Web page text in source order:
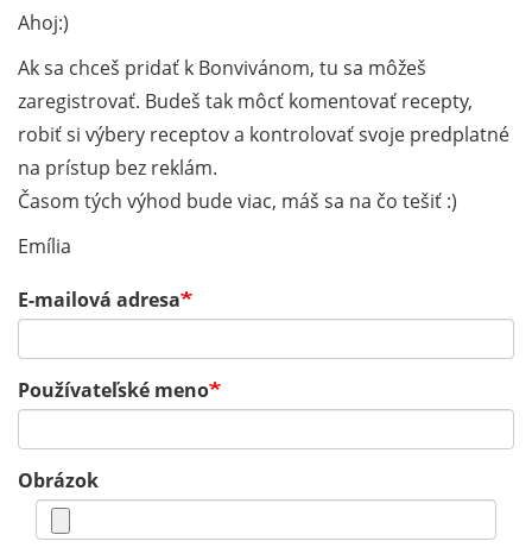
Ahoj:)
Ak sa chceš pridať k Bonvivánom, tu sa môžeš
zaregistrovať. Budeš tak môcť komentovať recepty,
robiť si výbery receptov a kontrolovať svoje predplatné
na prístup bez reklám.
Časom tých výhod bude viac, máš sa na čo tešiť :)
Emília
E-mailová adresa
Používateľské meno
Obrázok